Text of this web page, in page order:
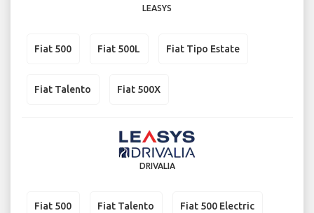
LEASYS
Fiat 500 Fiat 500L Fiat Tipo Estate
Fiat Talento Fiat 500X
DRIVALIA
Fiat 500 Fiat Talento Fiat 500 Electric